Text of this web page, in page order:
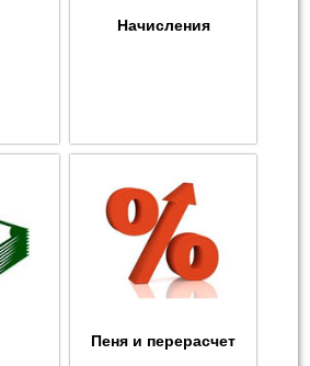
Начисления
Пеня и перерасчет